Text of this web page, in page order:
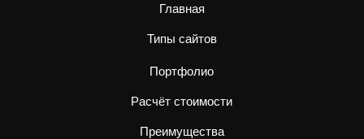
Типы сайтов
Портфолио
Расчёт стоимости
Преимущества
Главная